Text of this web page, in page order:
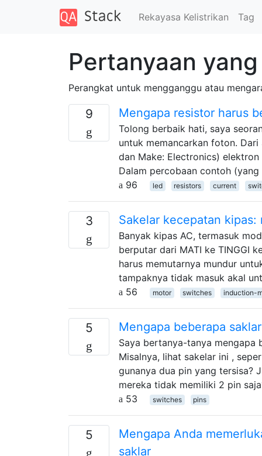
Rekayasa Kelistrikan Tag
Pertanyaan
Perangkat untuk mengganggu atau
9 Mengapa resistor harus
Tolong berbaik hati, saya
untuk memancarkan foton.
dan Make: Electronics)
Dalam percobaan contoh
96
led resistors current
3 Sakelar kecepatan kipas:
Banyak kipas AC, termasuk
berputar dari MATI ke TINGGI
harus memutarnya mundur
tampaknya tidak masuk akal
56
motor switches induction-
5 Mengapa beberapa
Saya bertanya-tanya mengapa
Misalnya, lihat sakelar ini ,
gunanya dua pin yang tersisa?
mereka tidak memiliki 2 pin
53
switches pins
5
Mengapa Anda
saklar